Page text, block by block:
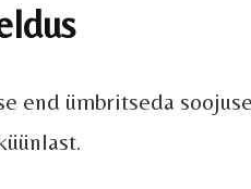
end ümbritseda